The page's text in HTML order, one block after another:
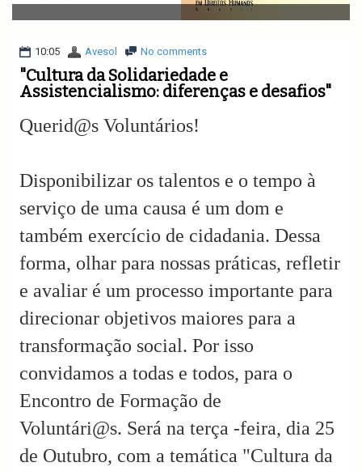
v
i
a
i
o
10:05 Avesol No comments
"Cultura da Solidariedade e
Assistencialismo: diferenças e desafios"
Querid@s Voluntários!
Disponibilizar os talentos e o tempo à
serviço de uma causa é um dom e
também exercício de cidadania. Dessa
forma, olhar para nossas práticas, refletir
e avaliar é um processo importante para
direcionar objetivos maiores para a
transformação social. Por isso
convidamos a todas e todos, para o
Encontro de Formação de
Voluntári@s. Será na terça -feira, dia 25
de Outubro, com a temática "Cultura da